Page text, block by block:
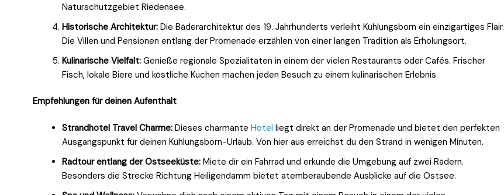
Naturschutzgebiet Riedensee.
Historische Architektur: Die Bäderarchitektur des 19. Jahrhunderts verleiht Kühlungsborn ein einzigartiges Flair.
Die Villen und Pensionen entlang der Promenade erzählen von einer langen Tradition als Erholungsort.
Kulinarische Vielfalt: Genieße regionale Spezialitäten in einem der vielen Restaurants oder Cafés. Frischer
Fisch, lokale Biere und köstliche Kuchen machen jeden Besuch zu einem kulinarischen Erlebnis.
Empfehlungen für deinen Aufenthalt
Strandhotel Travel Charme: Dieses charmante Hotel liegt direkt an der Promenade und bietet den perfekten
Ausgangspunkt für deinen Kühlungsborn-Urlaub. Von hier aus erreichst du den Strand in wenigen Minuten.
Radtour entlang der Ostseeküste: Miete dir ein Fahrrad und erkunde die Umgebung auf zwei Rädern.
Besonders die Strecke Richtung Heiligendamm bietet atemberaubende Ausblicke auf die Ostsee.